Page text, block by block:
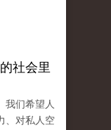
社会里
我们希望人
、对私人空